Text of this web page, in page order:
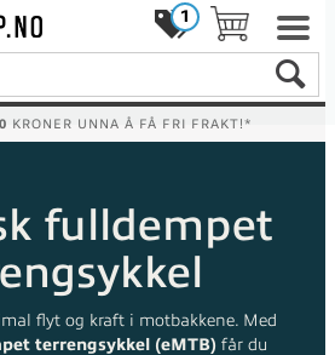
1
KRONER UNNA Å FÅ FRI FRAKT!*
fulldempet
flyt og kraft i motbakkene. Med
terrengsykkel (eMTB) får du